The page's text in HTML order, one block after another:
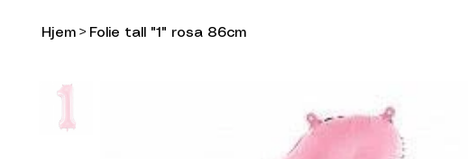
Hjem > Folie tall "1" rosa 86cm